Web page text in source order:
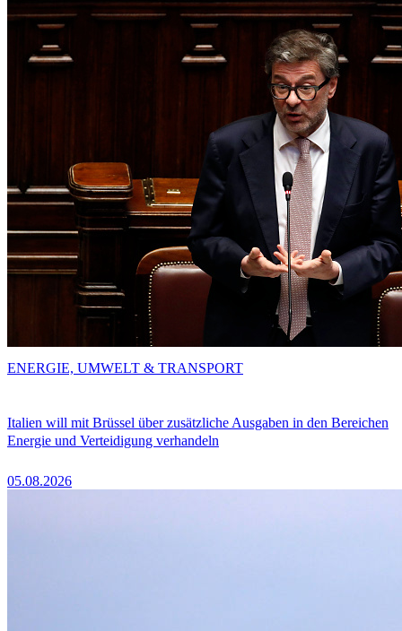
Italien will mit Brüssel über zusätzliche Ausgaben in den Bereichen
Energie und Verteidigung verhandeln
05.08.2026
ENERGIE, UMWELT & TRANSPORT